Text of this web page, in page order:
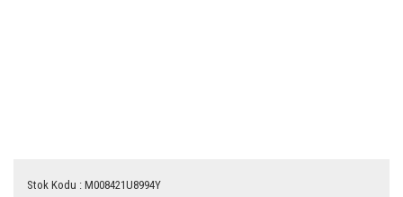
Stok Kodu : M008421U8994Y